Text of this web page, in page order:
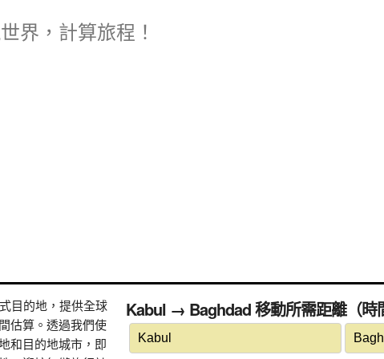
界，計算旅程！
目的地，提供全球
估算。透過我們使
和目的地城市，即
Kabul → Baghdad 移動所需距離（時